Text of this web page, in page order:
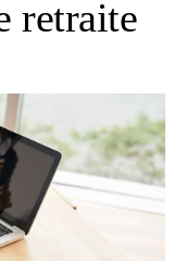
retraite